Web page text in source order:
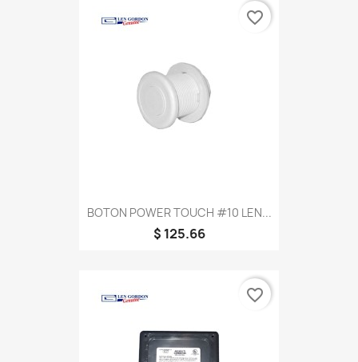
BOTON POWER TOUCH #10 LEN...
$ 125.66
favorite_border
favorite_border